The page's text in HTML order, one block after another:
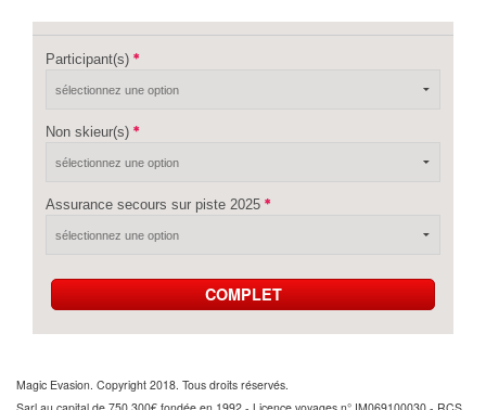
Participant(s)
Non skieur(s)
Assurance secours sur piste 2025
COMPLET
Magic Evasion. Copyright 2018. Tous droits réservés.